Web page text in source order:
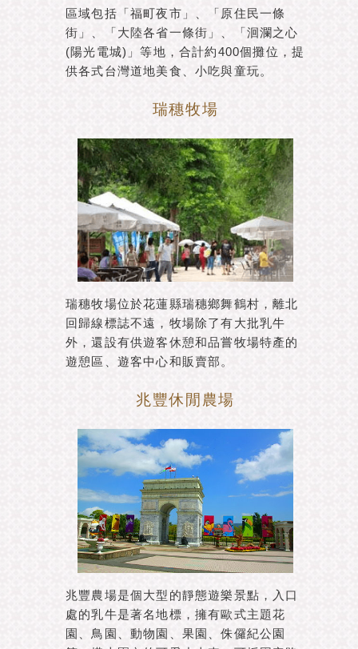
區域包括「福町夜市」、「原住民一條
街」、「大陸各省一條街」、「洄瀾之心
(陽光電城)」等地，合計約400個攤位，提
供各式台灣道地美食、小吃與童玩。
瑞穗牧場
瑞穗牧場位於花蓮縣瑞穗鄉舞鶴村，離北
回歸線標誌不遠，牧場除了有大批乳牛
外，還設有供遊客休憩和品嘗牧場特產的
遊憩區、遊客中心和販賣部。
兆豐休閒農場
兆豐農場是個大型的靜態遊樂景點，入口
處的乳牛是著名地標，擁有歐式主題花
園、鳥園、動物園、果園、侏儸紀公園